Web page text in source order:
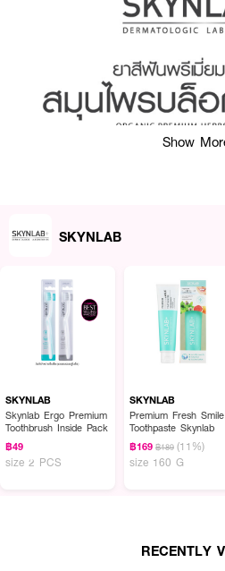
Show
SKYNLAB
SKYNLAB
Skynlab Ergo Premium
Toothbrush Inside Pack
฿49
size 2 PCS
SKYNLAB
Premium Fresh Smile
Toothpaste Skynlab
฿169 ฿189 (11%)
size 160 G
RECENTLY